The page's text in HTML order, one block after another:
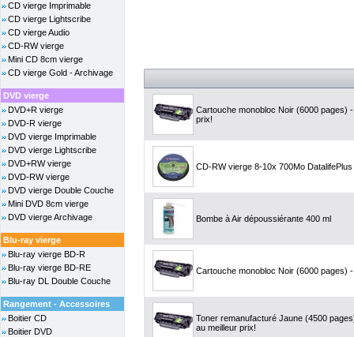
CD vierge Imprimable
CD vierge Lightscribe
CD vierge Audio
CD-RW vierge
Mini CD 8cm vierge
CD vierge Gold - Archivage
DVD vierge
DVD+R vierge
DVD-R vierge
DVD vierge Imprimable
DVD vierge Lightscribe
DVD+RW vierge
DVD-RW vierge
DVD vierge Double Couche
Mini DVD 8cm vierge
DVD vierge Archivage
Blu-ray vierge
Blu-ray vierge BD-R
Blu-ray vierge BD-RE
Blu-ray DL Double Couche
Rangement - Accessoires
Boitier CD
Boitier DVD
Cartouche monobloc Noir (6000 pages)
prix!
CD-RW vierge 8-10x 700Mo
Bombe à Air dépoussiérante 400 ml
Cartouche monobloc Noir (6000 pages)
Toner remanufacturé Jaune (4500
au meilleur prix!